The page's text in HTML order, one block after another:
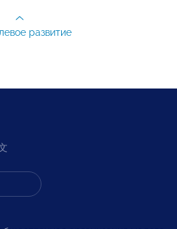
развитие